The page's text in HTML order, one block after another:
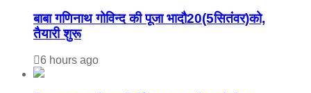
बाबा गणिनाथ गोविन्द की पूजा भादौ20(5सितंवर)को,
तैयारी शुरू
6 hours ago